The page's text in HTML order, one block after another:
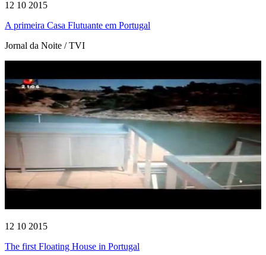
12 10 2015
A primeira Casa Flutuante em Portugal
Jornal da Noite / TVI
12 10 2015
The first Floating House in Portugal